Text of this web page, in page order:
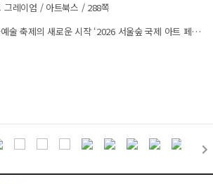
레이엄 / 아트북스 / 288쪽
성동미술협회, 문화예술 축제의 새로운 시작 ‘2026 서울숲 국제 아트 페스타’ 개최